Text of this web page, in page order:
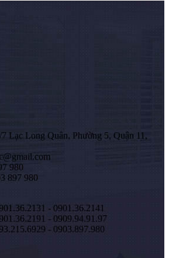
Lạc Long Quân, Phường 5, Quận 11,
980
897 980
- 0901.36.2141
- 0909.94.91.97
- 0903.897.980